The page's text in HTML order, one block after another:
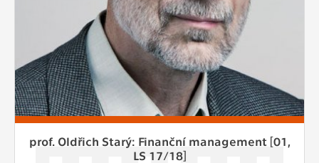
prof. Oldřich Starý: Finanční management [01,
LS 17/18]